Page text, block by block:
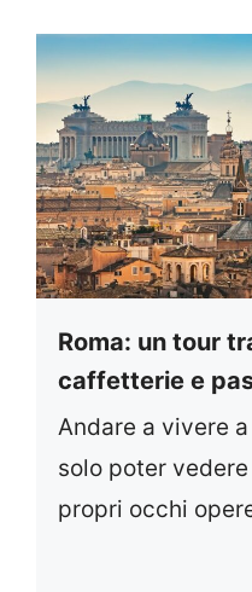
Roma: un tour
caffetterie e
Andare a vivere
solo poter
propri occhi